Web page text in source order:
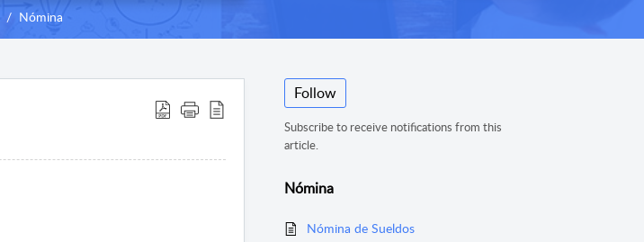
Nómina
Follow
Subscribe to receive notifications from this
article.
Nómina
Nómina de Sueldos